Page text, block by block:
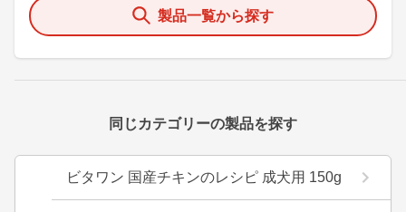
製品一覧から探す
同じカテゴリーの製品を探す
ビタワン 国産チキンのレシピ 成犬用 150g